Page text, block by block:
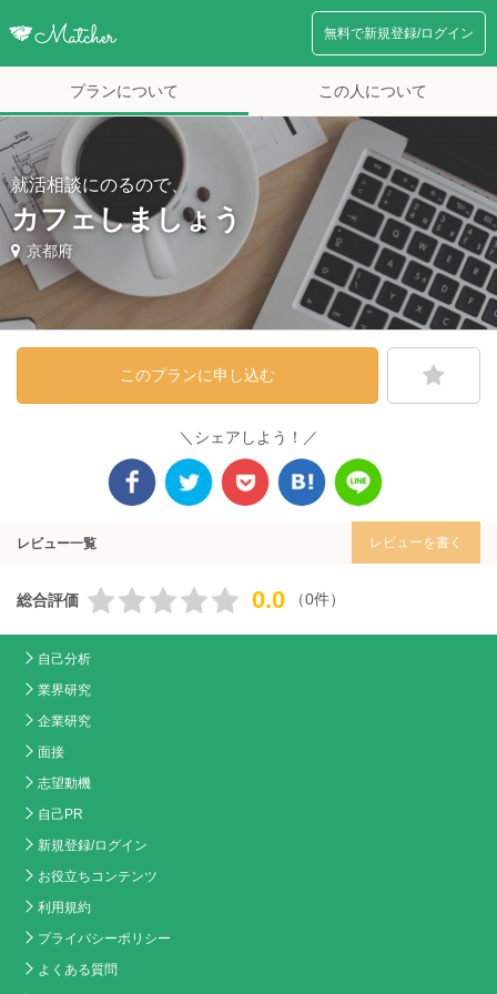
無料で新規登録/ログイン
プランについて この人について
就活相談にのるので、
カフェしましょう
京都府
このプランに申し込む
＼シェアしよう！／
レビュー一覧 レビューを書く
総合評価 0.0 （0件）
自己分析
業界研究
企業研究
面接
志望動機
自己PR
新規登録/ログイン
お役立ちコンテンツ
利用規約
プライバシーポリシー
よくある質問